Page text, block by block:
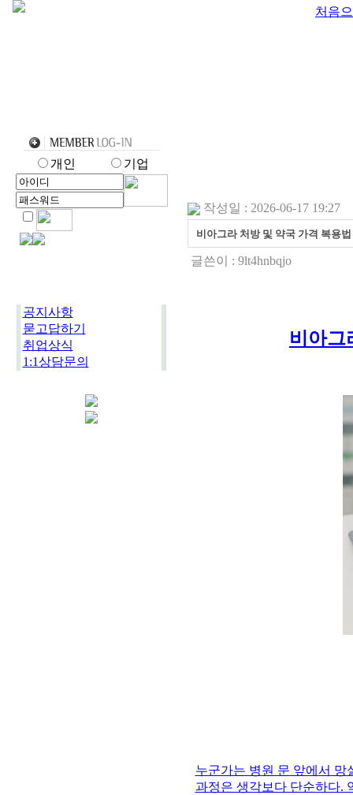
처음
개인 기업
공지사항
묻고답하기
취업상식
1:1상담문의
작성일 : 2026-06-17 19:27
비아그라 처방 및 약국 가격 복용
글쓴이 : 9lt4hnbqjo
비아그
누군가는 병원 문 앞에서 망
과정은 생각보다 단순하다.